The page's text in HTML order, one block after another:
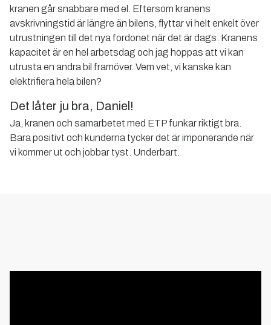
kranen går snabbare med el. Eftersom kranens
avskrivningstid är längre än bilens, flyttar vi helt enkelt över
utrustningen till det nya fordonet när det är dags. Kranens
kapacitet är en hel arbetsdag och jag hoppas att vi kan
utrusta en andra bil framöver. Vem vet, vi kanske kan
elektrifiera hela bilen?
Det låter ju bra, Daniel!
Ja, kranen och samarbetet med ETP funkar riktigt bra.
Bara positivt och kunderna tycker det är imponerande när
vi kommer ut och jobbar tyst. Underbart.